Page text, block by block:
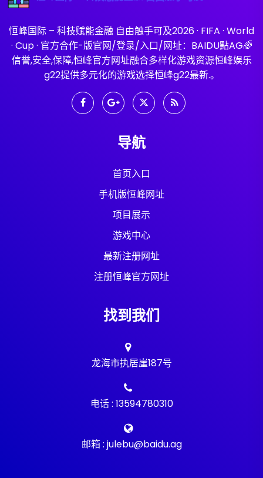
恒峰国际 – 科技赋能金融 自由触手可及2026 · FIFA · World
· Cup · 官方合作-版官网/登录/入口/网址：BAIDU點AG🌈
信誉,安全,保障,恒峰官方网址融合多样化游戏资源恒峰娱乐
g22提供多元化的游戏选择恒峰g22最新.。
导航
首页入口
手机版恒峰网址
项目展示
游戏中心
最新注册网址
注册恒峰官方网址
找到我们
龙海市执居崖187号
电话 : 13594780310
邮箱 : julebu@baidu.ag